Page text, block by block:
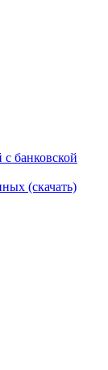
банковской
(скачать)